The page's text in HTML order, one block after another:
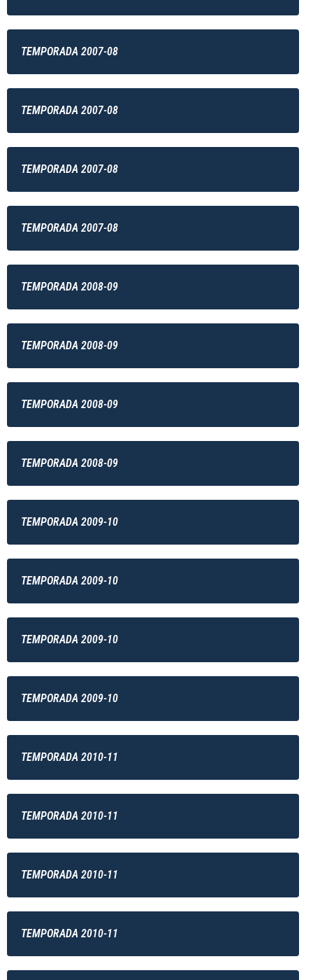
TEMPORADA 2007-08
TEMPORADA 2007-08
TEMPORADA 2007-08
TEMPORADA 2007-08
TEMPORADA 2008-09
TEMPORADA 2008-09
TEMPORADA 2008-09
TEMPORADA 2008-09
TEMPORADA 2009-10
TEMPORADA 2009-10
TEMPORADA 2009-10
TEMPORADA 2009-10
TEMPORADA 2010-11
TEMPORADA 2010-11
TEMPORADA 2010-11
TEMPORADA 2010-11